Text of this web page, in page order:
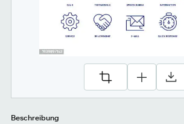
Beschreibung